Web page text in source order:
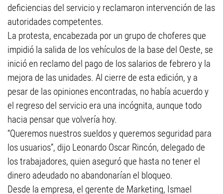
deficiencias del servicio y reclamaron intervención de las
autoridades competentes.
La protesta, encabezada por un grupo de choferes que
impidió la salida de los vehículos de la base del Oeste, se
inició en reclamo del pago de los salarios de febrero y la
mejora de las unidades. Al cierre de esta edición, y a
pesar de las opiniones encontradas, no había acuerdo y
el regreso del servicio era una incógnita, aunque todo
hacia pensar que volvería hoy.
“Queremos nuestros sueldos y queremos seguridad para
los usuarios”, dijo Leonardo Oscar Rincón, delegado de
los trabajadores, quien aseguró que hasta no tener el
dinero adeudado no abandonarían el bloqueo.
Desde la empresa, el gerente de Marketing, Ismael